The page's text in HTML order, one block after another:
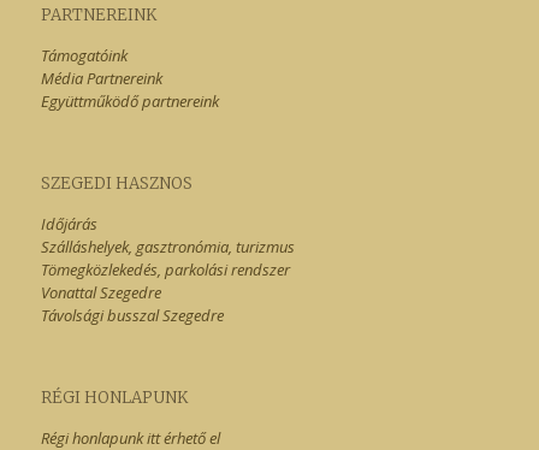
PARTNEREINK
Támogatóink
Média Partnereink
Együttműködő partnereink
SZEGEDI HASZNOS
Időjárás
Szálláshelyek, gasztronómia, turizmus
Tömegközlekedés, parkolási rendszer
Vonattal Szegedre
Távolsági busszal Szegedre
RÉGI HONLAPUNK
Régi honlapunk itt érhető el